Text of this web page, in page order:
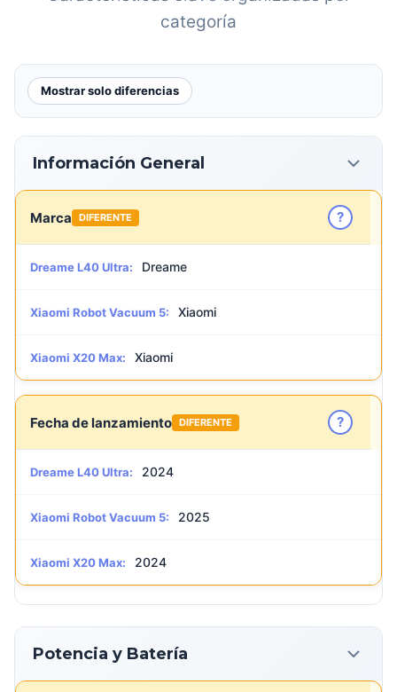
categoría
Mostrar solo diferencias
Información General
Marca DIFERENTE ?
Dreame L40 Ultra: Dreame
Xiaomi Robot Vacuum 5: Xiaomi
Xiaomi X20 Max: Xiaomi
Fecha de lanzamiento DIFERENTE ?
Dreame L40 Ultra: 2024
Xiaomi Robot Vacuum 5: 2025
Xiaomi X20 Max: 2024
Potencia y Batería